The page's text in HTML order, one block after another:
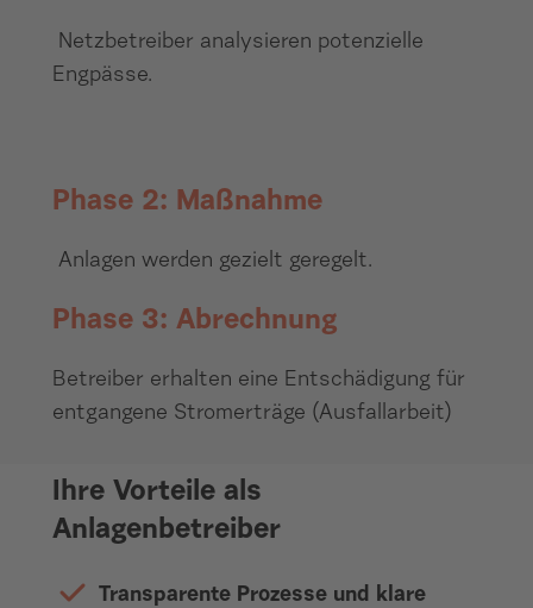
Netzbetreiber analysieren potenzielle
Engpässe.
Phase 2: Maßnahme
Anlagen werden gezielt geregelt.
Phase 3: Abrechnung
Betreiber erhalten eine Entschädigung für
entgangene Stromerträge (Ausfallarbeit)
Ihre Vorteile als
Anlagenbetreiber
Transparente Prozesse und klare